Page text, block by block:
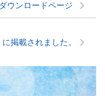
ウンロードページ
掲載されました。